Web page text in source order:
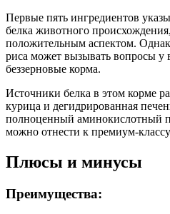
Белок (%)
32
Жир (%)
14
Клетчатка (%)
1.2
Зола (%)
6.8
Влага (%)
Калорийность (ккал/100г) 393
Первые пять ингредиентов
белка животного
положительным аспектом.
риса может вызывать вопросы у
беззерновые корма.
Источники белка в этом корме
курица и дегидрированная
полноценный аминокислотный
можно отнести к премиум-
Плюсы и минусы
Преимущества: